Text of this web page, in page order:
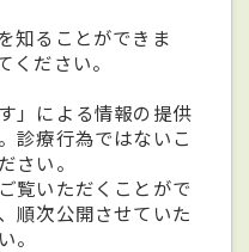
知ることができま
ください。
」による情報の提供
診療行為ではないこ
さい。
覧いただくことがで
順次公開させていた
。